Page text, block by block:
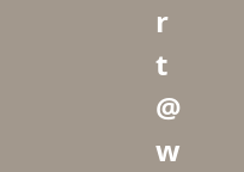
r
t
@
w